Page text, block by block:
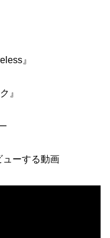
』
』
ーする動画